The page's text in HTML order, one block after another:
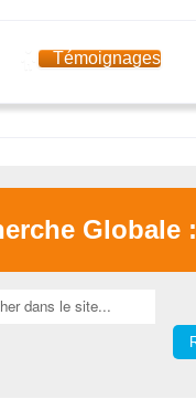
Témoignages
Globale :